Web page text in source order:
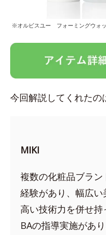
※オルビスユー フォーミングウォッ
今回解説してくれたの
MIKI
複数の化粧品ブラン
経験があり、幅広い
高い技術力を併せ
BAの指導実施があ